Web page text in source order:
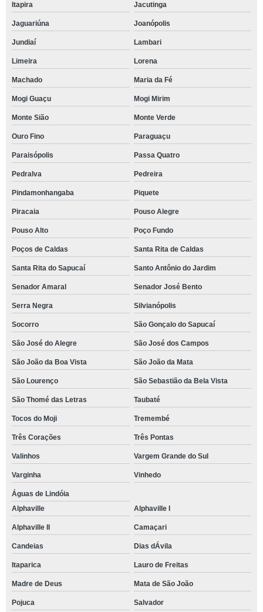
Itapira Jacutinga
Jaguariúna Joanópolis
Jundiaí Lambari
Limeira Lorena
Machado Maria da Fé
Mogi Guaçu Mogi Mirim
Monte Sião Monte Verde
Ouro Fino Paraguaçu
Paraisópolis Passa Quatro
Pedralva Pedreira
Pindamonhangaba Piquete
Piracaia Pouso Alegre
Pouso Alto Poço Fundo
Poços de Caldas Santa Rita de Caldas
Santa Rita do Sapucaí Santo Antônio do Jardim
Senador Amaral Senador José Bento
Serra Negra Silvianópolis
Socorro São Gonçalo do Sapucaí
São José do Alegre São José dos Campos
São João da Boa Vista São João da Mata
São Lourenço São Sebastião da Bela Vista
São Thomé das Letras Taubaté
Tocos do Moji Tremembé
Três Corações Três Pontas
Valinhos Vargem Grande do Sul
Varginha Vinhedo
Águas de Lindóia
Alphaville
Alphaville I
Alphaville II Camaçari
Candeias Dias dÁvila
Itaparica Lauro de Freitas
Madre de Deus Mata de São João
Pojuca Salvador